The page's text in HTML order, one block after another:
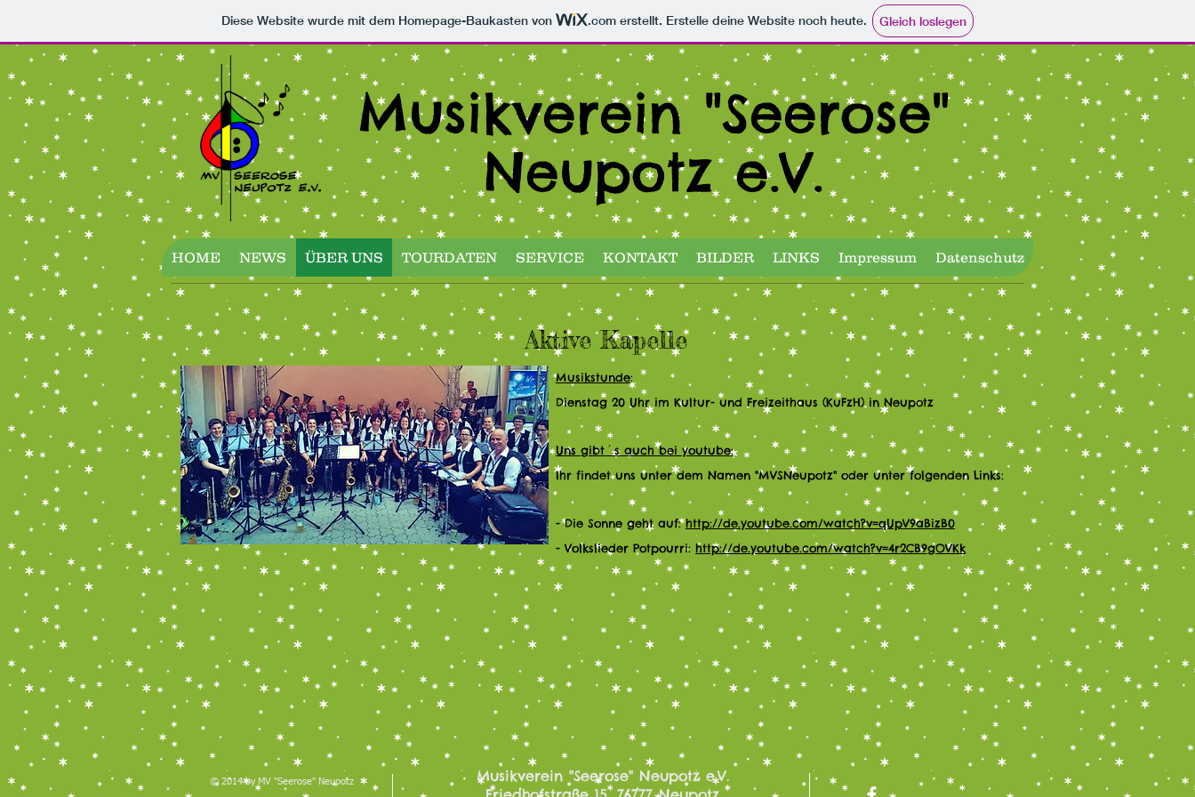
Diese Website wurde mit dem Homepage-Baukasten von .com erstellt. Erstelle deine Website noch heute. Gleich loslegen
Musikverein "Seerose"
Neupotz e.V.
HOME NEWS ÜBER UNS TOURDATEN SERVICE KONTAKT BILDER LINKS Impressum Datenschutz
Aktive Kapelle
Musikstunde:
Dienstag 20 Uhr im Kultur- und Freizeithaus (KuFzH) in Neupotz
Uns gibt´s auch bei youtube:
Ihr findet uns unter dem Namen "MVSNeupotz" oder unter folgenden Links:
- Die Sonne geht auf:http://de.youtube.com/watch?v=qUpV9aBizB0
- Volkslieder Potpourri: http://de.youtube.com/watch?v=4r2CB9gOVKk
© 2014 by MV "Seerose" Neupotz
Musikverein "Seerose" Neupotz e.V.